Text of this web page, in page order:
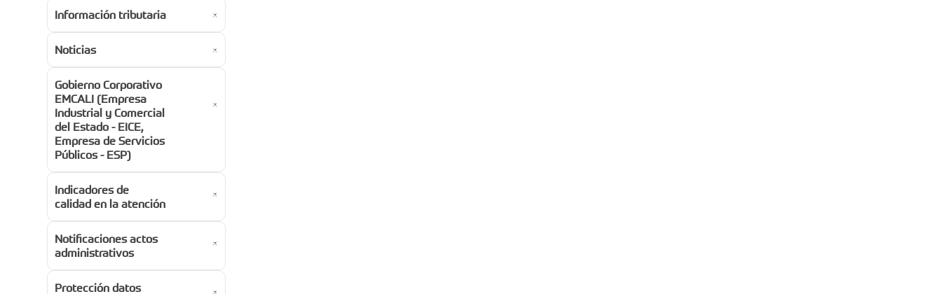
Información tributaria
Noticias
Gobierno Corporativo
EMCALI (Empresa
Industrial y Comercial
del Estado - EICE,
Empresa de Servicios
Públicos - ESP)
Indicadores de
calidad en la atención
Notificaciones actos
administrativos
Protección datos